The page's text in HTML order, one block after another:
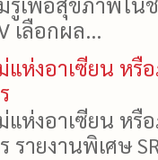
เลือกผล...
แห่งอาเซียน ห
แห่งอาเซียน ห
ายงานพิเศษ